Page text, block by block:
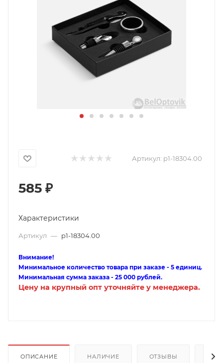
Артикул: p1-18304.00
585 ₽
Характеристики
Артикул — p1-18304.00
Внимание!
Минимальное количество товара при заказе - 5 единиц.
Минимальная сумма заказа - 25 000 рублей.
Цену на крупный опт уточняйте у менеджера.
ОПИСАНИЕ НАЛИЧИЕ ОТЗЫВЫ